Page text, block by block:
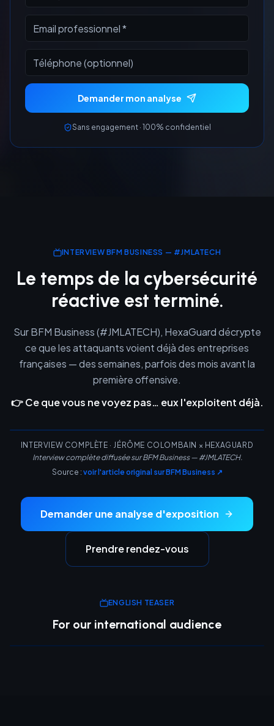
Demander mon analyse
Sans engagement · 100% confidentiel
INTERVIEW BFM BUSINESS — #JMLATECH
Le temps de la cybersécurité
réactive est terminé.
Sur BFM Business (#JMLATECH), HexaGuard décrypte
ce que les attaquants voient déjà des entreprises
françaises — des semaines, parfois des mois avant la
première offensive.
👉 Ce que vous ne voyez pas… eux l'exploitent déjà.
INTERVIEW COMPLÈTE · JÉRÔME COLOMBAIN × HEXAGUARD
Interview complète diffusée sur BFM Business — #JMLATECH.
Source : voir l'article original sur BFM Business ↗
Demander une analyse d'exposition
Prendre rendez-vous
ENGLISH TEASER
For our international audience